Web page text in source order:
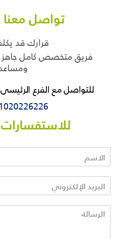
تواصل
قرارك قد
فريق متخصص كامل جاهز
للتواصل مع الفرع